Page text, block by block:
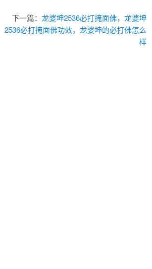
下一篇： 龙婆坤2536必打掩面佛，龙婆坤
2536必打掩面佛功效，龙婆坤的必打佛怎么
样